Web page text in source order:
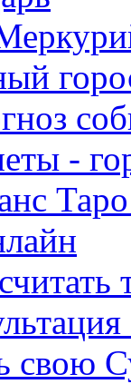
-
свою